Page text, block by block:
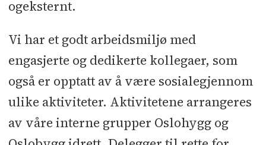
ogeksternt.
Vi har et godt arbeidsmiljø med
engasjerte og dedikerte kollegaer, som
også er opptatt av å være sosialegjennom
ulike aktiviteter. Aktivitetene arrangeres
av våre interne grupper Oslohygg og